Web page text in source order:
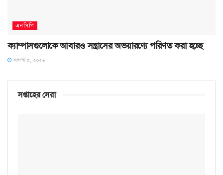
এনসিপি
ক্যাম্পাসগুলোকে আবারও সন্ত্রাসের অভয়ারণ্যে পরিণত করা হচ্ছে
আগস্ট ৫, ২০২৬
সপ্তাহের সেরা